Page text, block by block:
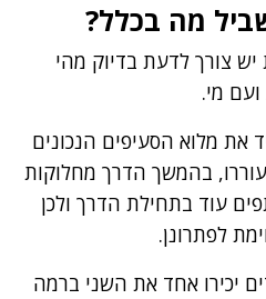
מה בכלל?
צורך לדעת בדיוק מהי
מי.
את מלוא הסעיפים הנכונים
בהמשך הדרך מחלוקות
עוד בתחילת הדרך ולכן
לפתרונן.
יכירו אחד את השני ברמה